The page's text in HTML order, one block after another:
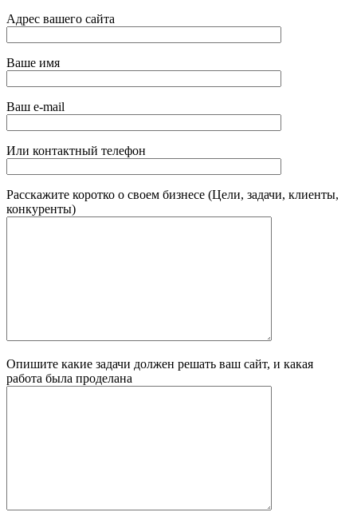
Адрес вашего сайта
Ваше имя
Ваш e-mail
Или контактный телефон
Расскажите коротко о своем бизнесе (Цели, задачи, клиенты,
конкуренты)
Опишите какие задачи должен решать ваш сайт, и какая
работа была проделана